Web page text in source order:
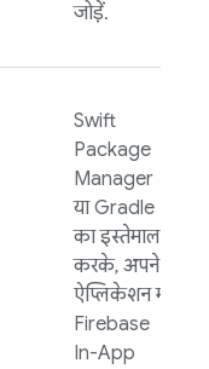
जोड़ें.
Swift
Package
Manager
या Gradle
का इस्तेमाल
करके, अपने
ऐप्लिकेशन में
Firebase
In-App